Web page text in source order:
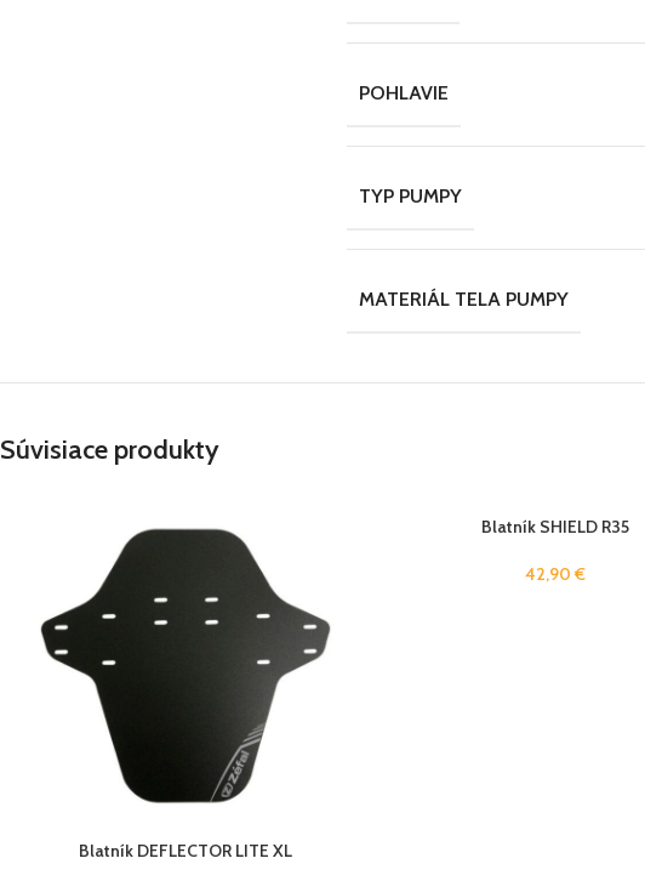
POHLAVIE
TYP PUMPY
MATERIÁL TELA PUMPY
Súvisiace produkty
Blatník DEFLECTOR LITE XL
Blatník SHIELD R35
42,90€